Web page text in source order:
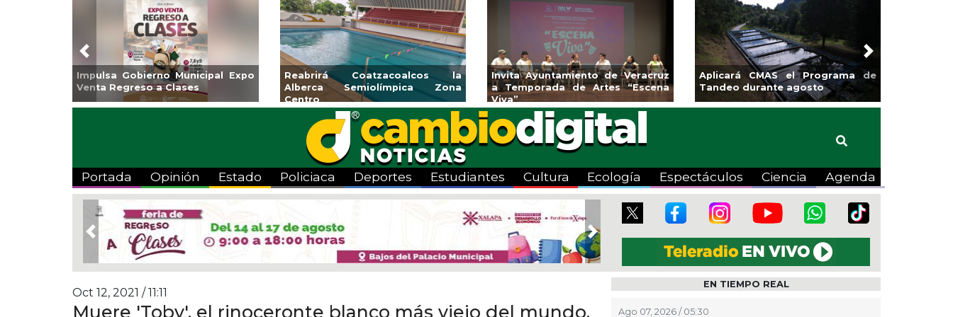
Guarniciones y banquetas para la
colonia El Mango en Pánuco
Emprendedores de Xalapa
exponen en Mercadito
Bicentenario
Coatzacoalcos impulsa la
halterofilia con la Copa Coyote
2026
Continúa Coatza Vive el Verano
2026 con cine, actividades
lúdicas y expo
Previous Next
Portada Opinión Estado Policiaca Deportes Estudiantes Cultura Ecología Espectáculos Ciencia Agenda
Previous Next
Oct 12, 2021 / 11:11
Muere 'Toby', el rinoceronte blanco más viejo del mundo,
EN TIEMPO REAL
Ago 07, 2026 / 05:30